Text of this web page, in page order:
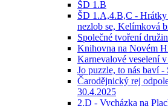
ŠD 1.B
ŠD 1.A,4.B,C -
nezlob se, Kelímková
Společné tvoření
Knihovna na Novém
Karnevalové veselení
Jo puzzle, to nás baví
Čarodějnický rej
30.4.2025
2.D - Vycházka na